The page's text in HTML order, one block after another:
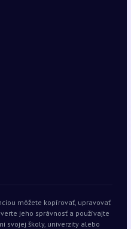
môžete kopírovať, upravovať
jeho správnosť a používajte
svojej školy, univerzity alebo